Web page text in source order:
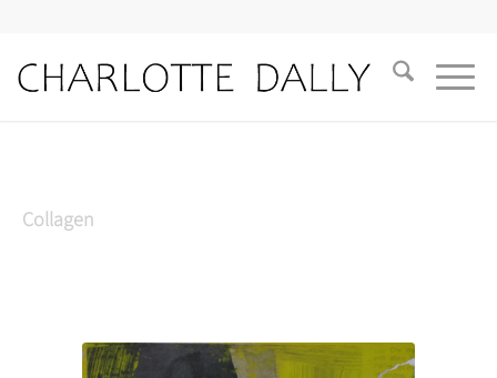
Collagen